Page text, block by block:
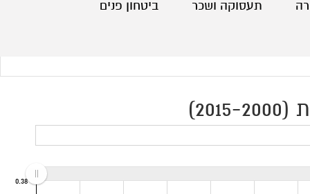
תעסוקה ושכר ביטחון פנים
0.38